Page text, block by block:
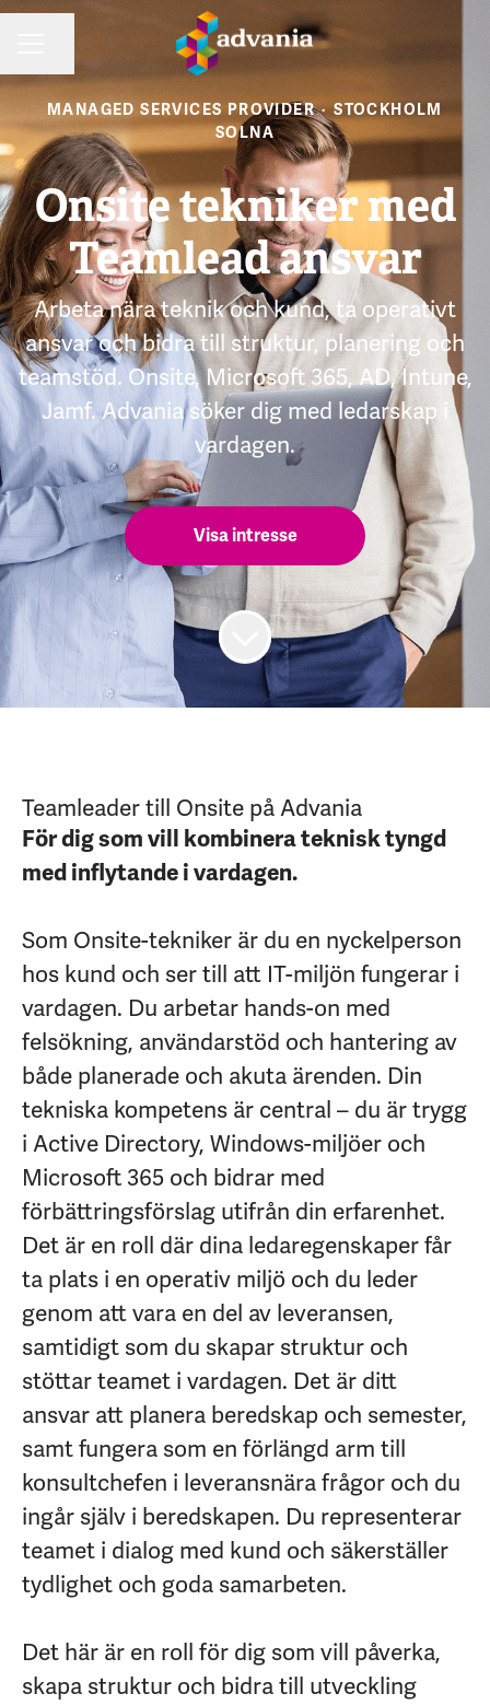
MANAGED SERVICES PROVIDER · STOCKHOLM
SOLNA
Onsite tekniker med
Teamlead ansvar
Arbeta nära teknik och kund, ta operativt
ansvar och bidra till struktur, planering och
teamstöd. Onsite, Microsoft 365, AD, Intune,
Jamf. Advania söker dig med ledarskap i
vardagen.
Visa intresse
Teamleader till Onsite på Advania
För dig som vill kombinera teknisk tyngd
med inflytande i vardagen.
Som Onsite-tekniker är du en nyckelperson
hos kund och ser till att IT-miljön fungerar i
vardagen. Du arbetar hands-on med
felsökning, användarstöd och hantering av
både planerade och akuta ärenden. Din
tekniska kompetens är central – du är trygg
i Active Directory, Windows-miljöer och
Microsoft 365 och bidrar med
förbättringsförslag utifrån din erfarenhet.
Det är en roll där dina ledaregenskaper får
ta plats i en operativ miljö och du leder
genom att vara en del av leveransen,
samtidigt som du skapar struktur och
stöttar teamet i vardagen. Det är ditt
ansvar att planera beredskap och semester,
samt fungera som en förlängd arm till
konsultchefen i leveransnära frågor och du
ingår själv i beredskapen. Du representerar
teamet i dialog med kund och säkerställer
tydlighet och goda samarbeten.
Det här är en roll för dig som vill påverka,
skapa struktur och bidra till utveckling